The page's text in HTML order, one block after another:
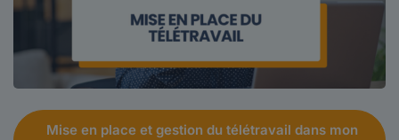
Mise en place et gestion du télétravail dans mon